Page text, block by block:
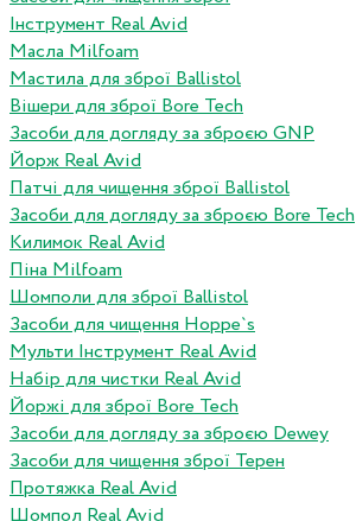
Інструмент Real Avid
Масла Milfoam
Мастила для зброї Ballistol
Вішери для зброї Bore Tech
Засоби для догляду за зброєю GNP
Йорж Real Avid
Патчі для чищення зброї Ballistol
Засоби для догляду за зброєю Bore Tech
Килимок Real Avid
Піна Milfoam
Шомполи для зброї Ballistol
Засоби для чищення Hoppe`s
Мульти Інструмент Real Avid
Набір для чистки Real Avid
Йоржі для зброї Bore Tech
Засоби для догляду за зброєю Dewey
Засоби для чищення зброї Терен
Протяжка Real Avid